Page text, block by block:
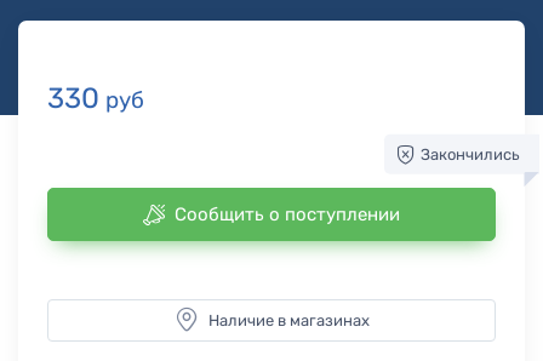
330 руб
Закончились
Сообщить о поступлении
Наличие в магазинах